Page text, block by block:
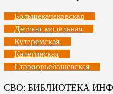
Большекачаковская
Детская модельная
Кутеремская
Калегинская
Староорьебашевская
СВО: БИБЛИОТЕКА